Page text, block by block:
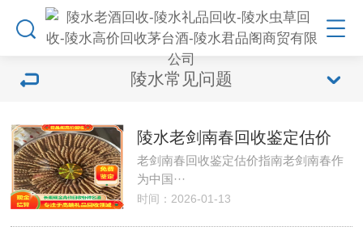
陵水常见问题
陵水老剑南春回收鉴定估价
老剑南春回收鉴定估价指南老剑南春作
为中国···
时间：2026-01-13